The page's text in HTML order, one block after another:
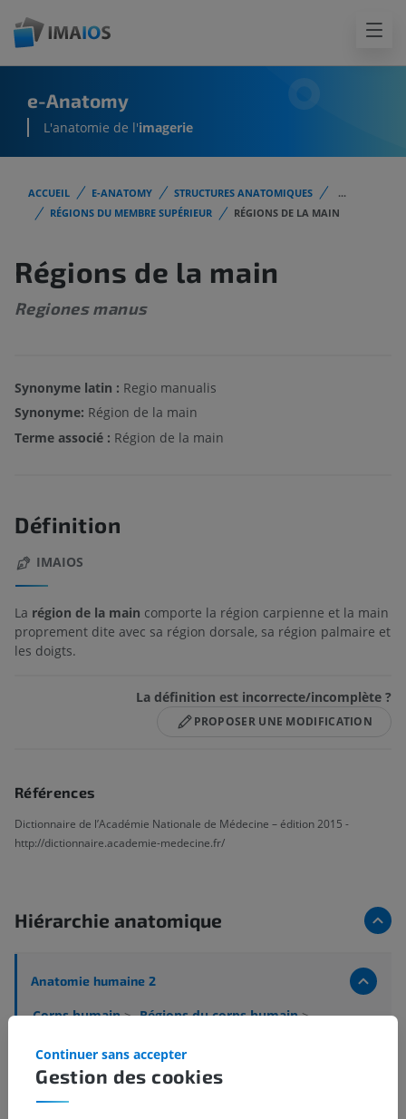
e-Anatomy
L'anatomie de l'imagerie
ACCUEIL E-ANATOMY STRUCTURES ANATOMIQUES
...
RÉGIONS DU MEMBRE SUPÉRIEUR
RÉGIONS DE LA MAIN
Régions de la main
Regiones manus
Synonyme latin : Regio manualis
Synonyme: Région de la main
Terme associé : Région de la main
Définition
IMAIOS
La région de la main comporte la région carpienne et la main
proprement dite avec sa région dorsale, sa région palmaire et
les doigts.
La définition est incorrecte/incomplète ?
PROPOSER UNE MODIFICATION
Références
Dictionnaire de l’Académie Nationale de Médecine – édition 2015 -
http://dictionnaire.academie-medecine.fr/
Hiérarchie anatomique
Anatomie humaine 2
Corps humain> Régions du corps humain>
Structures sous-jacentes :
Gestion des cookies
Continuer sans accepter